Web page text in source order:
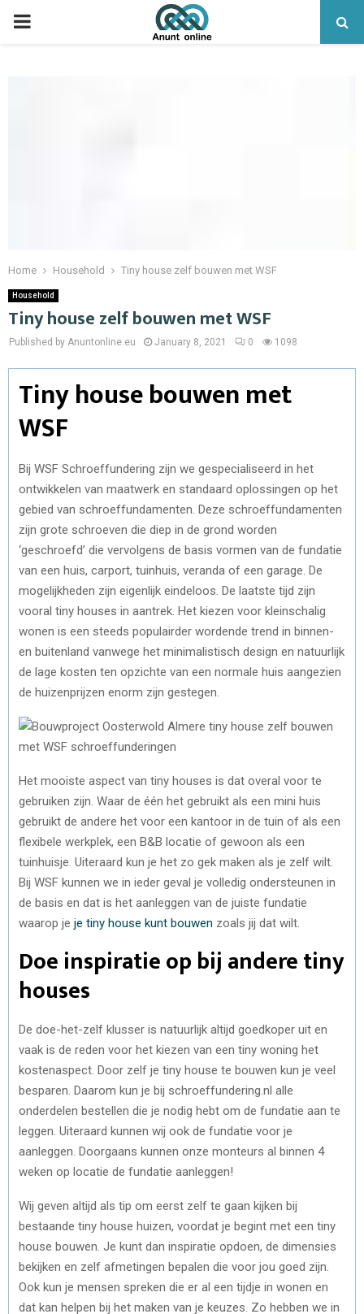
PRIMARY
Home Household Tiny house zelf bouwen met WSF
Household
Tiny house zelf bouwen met WSF
Published by Anuntonline.eu January 8, 2021 0 1098
Tiny house bouwen met
WSF
Bij WSF Schroeffundering zijn we gespecialiseerd in het
ontwikkelen van maatwerk en standaard oplossingen op het
gebied van schroeffundamenten. Deze schroeffundamenten
zijn grote schroeven die diep in de grond worden
‘geschroefd’ die vervolgens de basis vormen van de fundatie
van een huis, carport, tuinhuis, veranda of een garage. De
mogelijkheden zijn eigenlijk eindeloos. De laatste tijd zijn
vooral tiny houses in aantrek. Het kiezen voor kleinschalig
wonen is een steeds populairder wordende trend in binnen-
en buitenland vanwege het minimalistisch design en natuurlijk
de lage kosten ten opzichte van een normale huis aangezien
de huizenprijzen enorm zijn gestegen.
Het mooiste aspect van tiny houses is dat overal voor te
gebruiken zijn. Waar de één het gebruikt als een mini huis
gebruikt de andere het voor een kantoor in de tuin of als een
flexibele werkplek, een B&B locatie of gewoon als een
tuinhuisje. Uiteraard kun je het zo gek maken als je zelf wilt.
Bij WSF kunnen we in ieder geval je volledig ondersteunen in
de basis en dat is het aanleggen van de juiste fundatie
waarop je je tiny house kunt bouwen zoals jij dat wilt.
Doe inspiratie op bij andere tiny
houses
De doe-het-zelf klusser is natuurlijk altijd goedkoper uit en
vaak is de reden voor het kiezen van een tiny woning het
kostenaspect. Door zelf je tiny house te bouwen kun je veel
besparen. Daarom kun je bij schroeffundering.nl alle
onderdelen bestellen die je nodig hebt om de fundatie aan te
leggen. Uiteraard kunnen wij ook de fundatie voor je
aanleggen. Doorgaans kunnen onze monteurs al binnen 4
weken op locatie de fundatie aanleggen!
Wij geven altijd als tip om eerst zelf te gaan kijken bij
bestaande tiny house huizen, voordat je begint met een tiny
house bouwen. Je kunt dan inspiratie opdoen, de dimensies
bekijken en zelf afmetingen bepalen die voor jou goed zijn.
Ook kun je mensen spreken die er al een tijdje in wonen en
dat kan helpen bij het maken van je keuzes. Zo hebben we in